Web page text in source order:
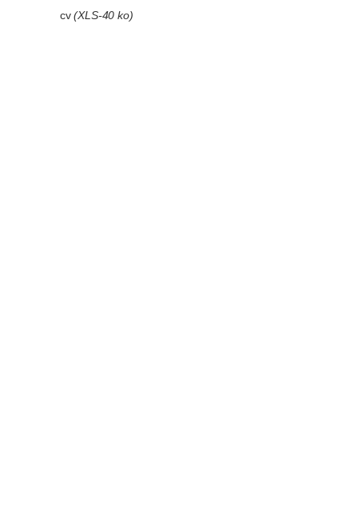
cv(XLS-40 ko)